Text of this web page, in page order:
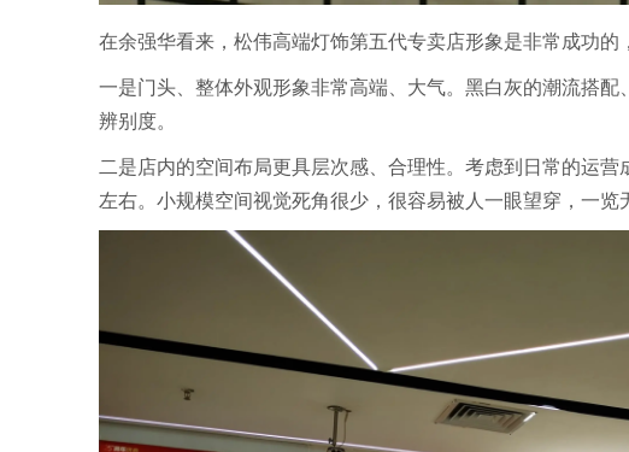
在余强华看来，松伟高端灯饰第五代专卖店形象是非常成功的
一是门头、整体外观形象非常高端、大气。黑白灰的潮流搭
辨别度。
二是店内的空间布局更具层次感、合理性。考虑到日常的运
左右。小规模空间视觉死角很少，很容易被人一眼望穿，一览